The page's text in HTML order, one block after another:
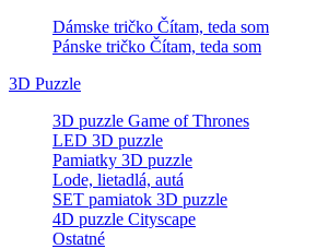
Dámske tričko Čítam, teda som
Pánske tričko Čítam, teda som
3D Puzzle
3D puzzle Game of Thrones
LED 3D puzzle
Pamiatky 3D puzzle
Lode, lietadlá, autá
SET pamiatok 3D puzzle
4D puzzle Cityscape
Ostatné